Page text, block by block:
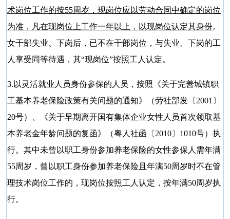
术岗位工作的按55周岁，现岗位应以劳动合同中确定的岗位
为准，凡在现岗位上工作一年以上，以现岗位认定其身份。
女干部失业、下岗后，已不在干部岗位，与失业、下岗的工
人享受同等待遇，其“现岗位”按照工人认定。
3.以灵活就业人员身份参保的人员，按照《关于完善城镇职
工基本养老保险政策有关问题的通知》（劳社部发〔2001〕
20号）、《关于早期离开国有集体企业女性人员首次领取基
本养老金年龄问题的复函》（粤人社函〔2010〕1010号）执
行。其中未曾以职工身份参加养老保险的女性参保人需年满
55周岁，曾以职工身份参加养老保险且年满50周岁时不在管
理技术岗位工作的，现岗位按照工人认定，按年满50周岁执
行。